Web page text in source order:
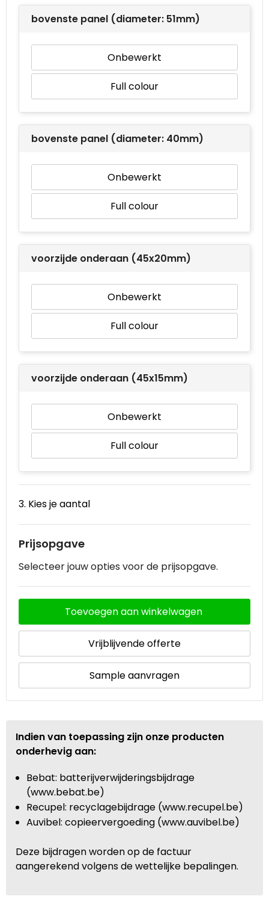
bovenste panel (diameter: 51mm)
Onbewerkt
Full colour
bovenste panel (diameter: 40mm)
Onbewerkt
Full colour
voorzijde onderaan (45x20mm)
Onbewerkt
Full colour
voorzijde onderaan (45x15mm)
Onbewerkt
Full colour
3. Kies je aantal
Prijsopgave
Selecteer jouw opties voor de prijsopgave.
Toevoegen aan winkelwagen
Vrijblijvende offerte
Sample aanvragen
Indien van toepassing zijn onze producten
onderhevig aan:
Bebat: batterijverwijderingsbijdrage
(www.bebat.be)
Recupel: recyclagebijdrage (www.recupel.be)
Auvibel: copieervergoeding (www.auvibel.be)
Deze bijdragen worden op de factuur
aangerekend volgens de wettelijke bepalingen.